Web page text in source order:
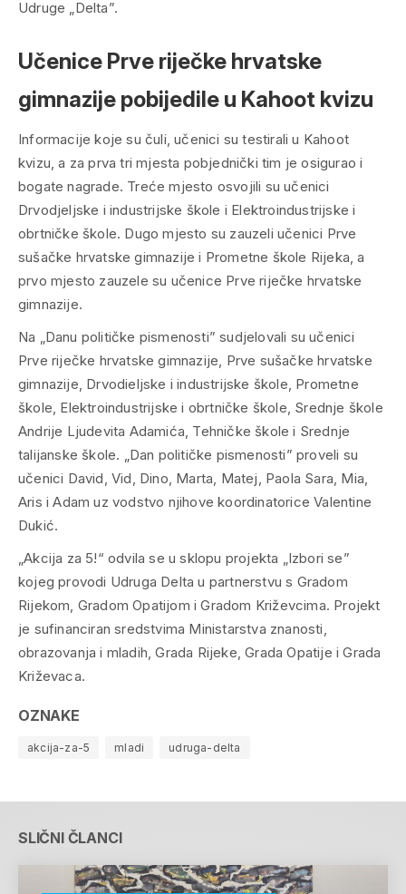
Udruge „Delta”.
Učenice Prve riječke hrvatske
gimnazije pobijedile u Kahoot kvizu
Informacije koje su čuli, učenici su testirali u Kahoot
kvizu, a za prva tri mjesta pobjednički tim je osigurao i
bogate nagrade. Treće mjesto osvojili su učenici
Drvodjeljske i industrijske škole i Elektroindustrijske i
obrtničke škole. Dugo mjesto su zauzeli učenici Prve
sušačke hrvatske gimnazije i Prometne škole Rijeka, a
prvo mjesto zauzele su učenice Prve riječke hrvatske
gimnazije.
Na „Danu političke pismenosti” sudjelovali su učenici
Prve riječke hrvatske gimnazije, Prve sušačke hrvatske
gimnazije, Drvodieljske i industrijske škole, Prometne
škole, Elektroindustrijske i obrtničke škole, Srednje škole
Andrije Ljudevita Adamića, Tehničke škole i Srednje
talijanske škole. „Dan političke pismenosti” proveli su
učenici David, Vid, Dino, Marta, Matej, Paola Sara, Mia,
Aris i Adam uz vodstvo njihove koordinatorice Valentine
Dukić.
„Akcija za 5!“ odvila se u sklopu projekta „Izbori se”
kojeg provodi Udruga Delta u partnerstvu s Gradom
Rijekom, Gradom Opatijom i Gradom Križevcima. Projekt
je sufinanciran sredstvima Ministarstva znanosti,
obrazovanja i mladih, Grada Rijeke, Grada Opatije i Grada
Križevaca.
OZNAKE
akcija-za-5 mladi udruga-delta
SLIČNI ČLANCI